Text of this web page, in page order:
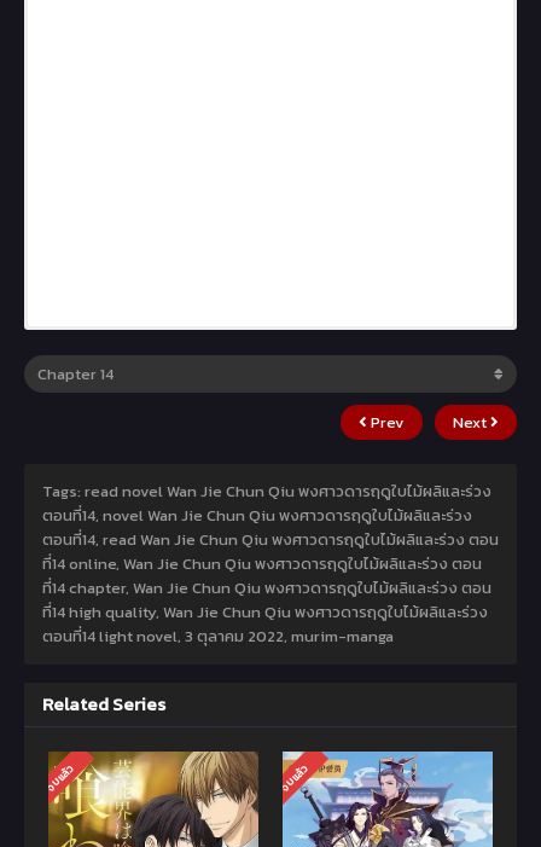
Prev Next
Tags: read novel Wan Jie Chun Qiu พงศาวดารฤดูใบไม้ผลิและร่วง
ตอนที่14, novel Wan Jie Chun Qiu พงศาวดารฤดูใบไม้ผลิและร่วง
ตอนที่14, read Wan Jie Chun Qiu พงศาวดารฤดูใบไม้ผลิและร่วง ตอน
ที่14 online, Wan Jie Chun Qiu พงศาวดารฤดูใบไม้ผลิและร่วง ตอน
ที่14 chapter, Wan Jie Chun Qiu พงศาวดารฤดูใบไม้ผลิและร่วง ตอน
ที่14 high quality, Wan Jie Chun Qiu พงศาวดารฤดูใบไม้ผลิและร่วง
ตอนที่14 light novel, 3 ตุลาคม 2022, murim-manga
Related Series
จบแล้ว จบแล้ว